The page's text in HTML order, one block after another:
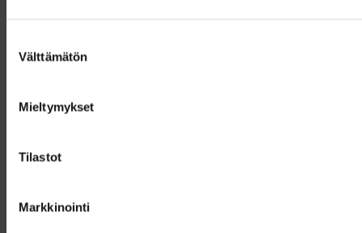
valinta
Välttämätön
Mieltymykset
Tilastot
Markkinointi
Näyttelyt
Ajankohtaista
Hinnasto